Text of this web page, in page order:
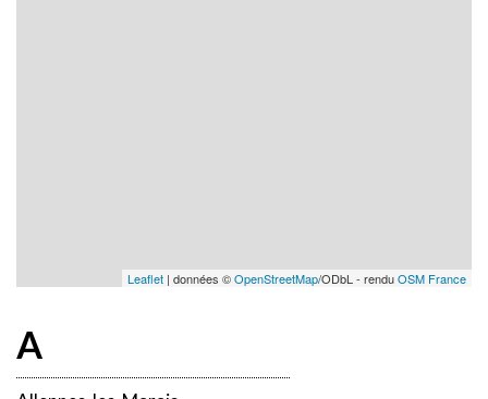
Leaflet | données ©OpenStreetMap/ODbL - renduOSM France
A